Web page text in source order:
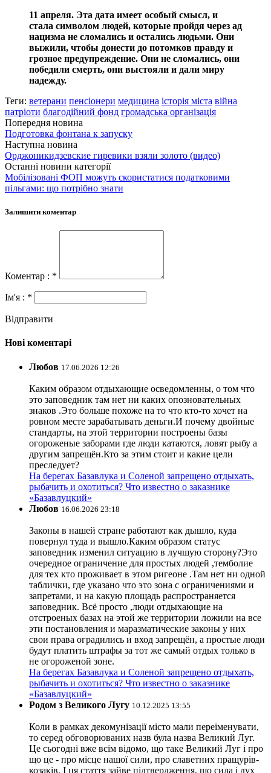
11 апреля. Эта дата имеет особый смысл, и
стала символом людей, которые пройдя через ад
нацизма не сломались и остались людьми. Они
выжили, чтобы донести до потомков правду и
грозное предупреждение. Они не сломались, они
победили смерть, они выстояли и дали миру
надежду.
Теги: ветерани пенсіонери медицина історія міста війна
патріоти благодійний фонд громадська організація
Попередня новина
Подготовка фонтана к запуску
Наступна новина
Орджоникидзевские гиревики взяли золото (видео)
Останні новини категорії
Мобілізовані ФОП можуть скористатися податковими
пільгами: що потрібно знати
Залишити коментар
Коментар : *
Ім'я : *
Відправити
Нові коментарі
Любов 17.06.2026 12:26
Каким образом отдыхающие осведомленны, о том что
это заповедник там нет ни каких опозновательных
знаков .Это больше похоже на то что кто-то хочет на
ровном месте зарабатывать деньги.И почему двойные
стандарты, на этой территории построены базы
огороженые заборами где люди катаются, ловят рыбу а
другим запрещён.Кто за этим стоит и какие цели
преследует?
На берегах Базавлука и Соленой запрещено отдыхать,
рыбачить и охотиться? Что известно о заказнике
«Базавлуцкий»
Любов 16.06.2026 23:18
Законы в нашей стране работают как дышло, куда
повернул туда и вышло.Каким образом статус
заповедник изменил ситуацию в лучшую сторону?Это
очередное ограничение для простых людей ,темболие
для тех кто проживает в этом ригеоне .Там нет ни одной
таблички, где указано что это зона с ограничениями и
запретами, и на какую площадь распространяется
заповедник. Всё просто ,люди отдыхающие на
отстроеных базах на этой же территории ложили на все
эти постановления и маразматические законы у них
свои права оградились и вход запрещён, а простые люди
будут платить штрафы за тот же самый отдых только в
не огороженой зоне.
На берегах Базавлука и Соленой запрещено отдыхать,
рыбачить и охотиться? Что известно о заказнике
«Базавлуцкий»
Родом з Великого Лугу 10.12.2025 13:55
Коли в рамках декомунізації місто мали переіменувати,
то серед обговорюваних назв була назва Великий Луг.
Це сьогодні вже всім відомо, що таке Великий Луг і про
що це - про місце нашої сили, про славетних пращурів-
козаків. І ця стаття зайве підтвердження, що сила і дух